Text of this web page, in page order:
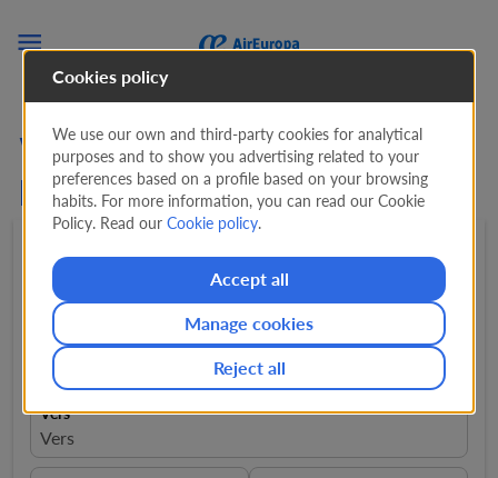

Vols de Bruxelles vers
Israël
Aller-retour 1 Passager expand_more
De
Bruxelles, Belgique, BRU close
Vers
Vers
Cookies policy
We use our own and third-party cookies for analytical
purposes and to show you advertising related to your
preferences based on a profile based on your browsing
habits. For more information, you can read our Cookie
Policy. Read ourCookie policy.
Accept all
Reject all
Manage cookies